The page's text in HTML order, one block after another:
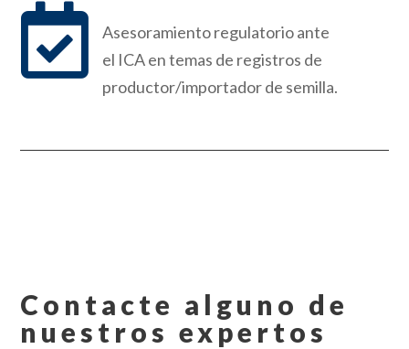

Asesoramiento regulatorio ante
el ICA en temas de registros de
productor/importador de semilla.
Contacte alguno de
nuestros expertos